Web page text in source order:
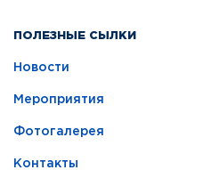
ПОЛЕЗНЫЕ СЫЛКИ
Новости
Мероприятия
Фотогалерея
Контакты